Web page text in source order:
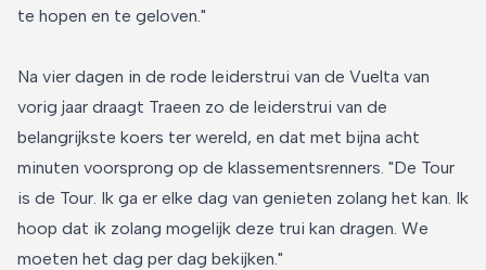
te hopen en te geloven."
Na vier dagen in de rode leiderstrui van de Vuelta van
vorig jaar draagt Traeen zo de leiderstrui van de
belangrijkste koers ter wereld, en dat met bijna acht
minuten voorsprong op de klassementsrenners. "De Tour
is de Tour. Ik ga er elke dag van genieten zolang het kan. Ik
hoop dat ik zolang mogelijk deze trui kan dragen. We
moeten het dag per dag bekijken."